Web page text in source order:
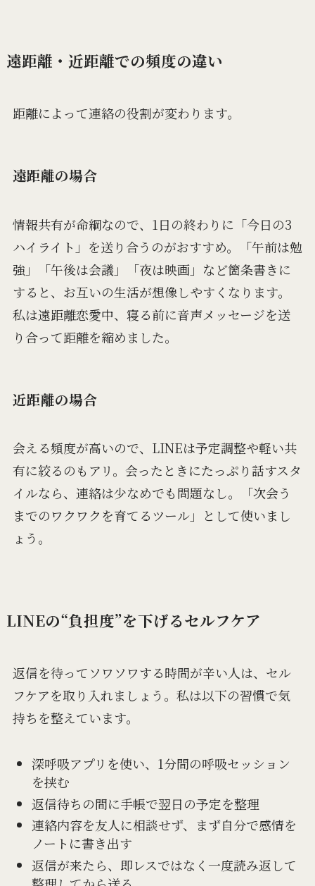
遠距離・近距離での頻度の違い
距離によって連絡の役割が変わります。
遠距離の場合
情報共有が命綱なので、1日の終わりに「今日の3
ハイライト」を送り合うのがおすすめ。「午前は勉
強」「午後は会議」「夜は映画」など箇条書きに
すると、お互いの生活が想像しやすくなります。
私は遠距離恋愛中、寝る前に音声メッセージを送
り合って距離を縮めました。
近距離の場合
会える頻度が高いので、LINEは予定調整や軽い共
有に絞るのもアリ。会ったときにたっぷり話すスタ
イルなら、連絡は少なめでも問題なし。「次会う
までのワクワクを育てるツール」として使いまし
ょう。
LINEの“負担度”を下げるセルフケア
返信を待ってソワソワする時間が辛い人は、セル
フケアを取り入れましょう。私は以下の習慣で気
持ちを整えています。
深呼吸アプリを使い、1分間の呼吸セッション
を挟む
返信待ちの間に手帳で翌日の予定を整理
連絡内容を友人に相談せず、まず自分で感情を
ノートに書き出す
返信が来たら、即レスではなく一度読み返して